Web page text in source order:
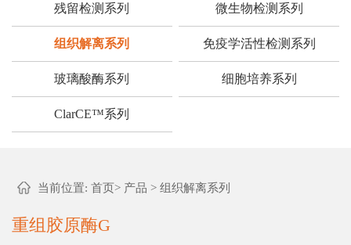
残留检测系列 微生物检测系列
组织解离系列 免疫学活性检测系列
玻璃酸酶系列 细胞培养系列
ClarCE™系列
当前位置: 首页> 产品 > 组织解离系列
重组胶原酶G